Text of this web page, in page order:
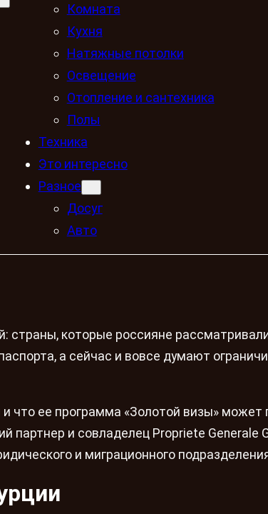
Комната
Кухня
Натяжные потолки
Освещение
Отопление и сантехника
Полы
Техника
Это интересно
Разное
Досуг
Авто
страны, которые россияне
а сейчас и вовсе думают
что ее программа «Золотой визы»
партнер и совладелец Propriete Generale
и миграционного